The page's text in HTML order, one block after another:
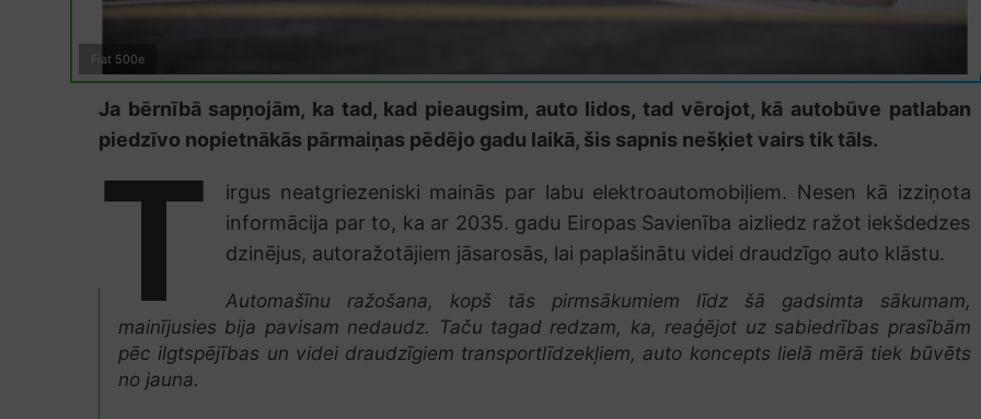
Fiat 500e
Ja bērnībā sapņojām, ka tad, kad pieaugsim, auto lidos, tad vērojot, kā autobūve patlaban
piedzīvo nopietnākās pārmaiņas pēdējo gadu laikā, šis sapnis nešķiet vairs tik tāls.
T
irgus neatgriezeniski mainās par labu elektroautomobiļiem. Nesen kā izziņota
informācija par to, ka ar 2035. gadu Eiropas Savienība aizliedz ražot iekšdedzes
dzinējus, autoražotājiem jāsarosās, lai paplašinātu videi draudzīgo auto klāstu.
Automašīnu ražošana, kopš tās pirmsākumiem līdz šā gadsimta sākumam,
mainījusies bija pavisam nedaudz. Taču tagad redzam, ka, reaģējot uz sabiedrības prasībām
pēc ilgtspējības un videi draudzīgiem transportlīdzekļiem, auto koncepts lielā mērā tiek būvēts
no jauna.